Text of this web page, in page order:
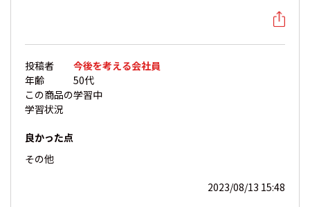
投稿者
今後を考える会社員
年齢
50代
この商品の
学習状況
学習中
良かった点
その他
2023/08/13 15:48